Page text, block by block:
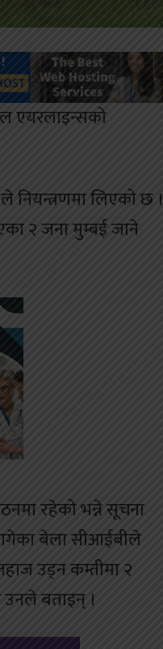
एयरलाइन्सको
नियन्त्रणमा लिएको छ ।
२ जना मुम्बई जाने
रहेको भन्ने सूचना
बेला सीआईबीले
उड्न कम्तीमा २
बताइन् ।